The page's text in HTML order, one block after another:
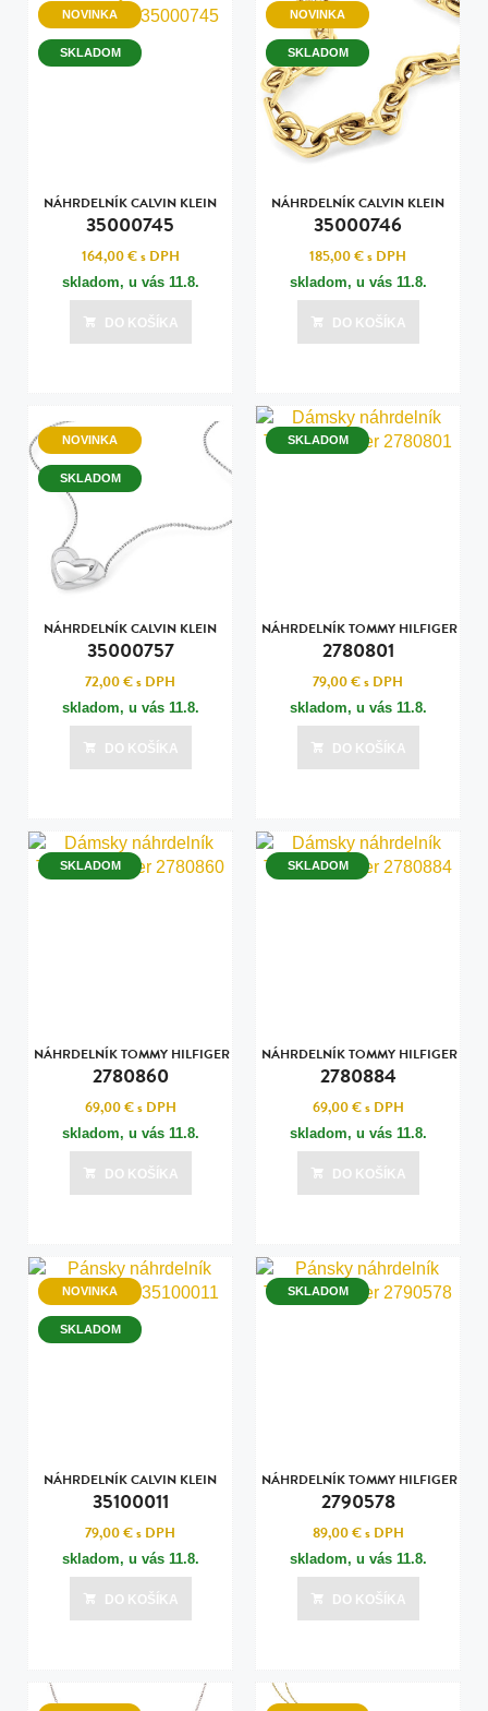
NOVINKA
SKLADOM
NÁHRDELNÍK CALVIN KLEIN
35000745
164,00 €s DPH
skladom, u vás 11.8.
DO KOŠÍKA
NOVINKA
SKLADOM
NÁHRDELNÍK CALVIN KLEIN
35000746
185,00 €s DPH
skladom, u vás 11.8.
DO KOŠÍKA
NOVINKA
SKLADOM
NÁHRDELNÍK CALVIN KLEIN
35000757
72,00 €s DPH
skladom, u vás 11.8.
DO KOŠÍKA
SKLADOM
NÁHRDELNÍK TOMMY HILFIGER
2780801
79,00 €s DPH
skladom, u vás 11.8.
DO KOŠÍKA
SKLADOM
NÁHRDELNÍK TOMMY HILFIGER
2780860
69,00 €s DPH
skladom, u vás 11.8.
DO KOŠÍKA
SKLADOM
NÁHRDELNÍK TOMMY HILFIGER
2780884
69,00 €s DPH
skladom, u vás 11.8.
DO KOŠÍKA
NOVINKA
SKLADOM
NÁHRDELNÍK CALVIN KLEIN
35100011
79,00 €s DPH
skladom, u vás 11.8.
DO KOŠÍKA
SKLADOM
NÁHRDELNÍK TOMMY HILFIGER
2790578
89,00 €s DPH
skladom, u vás 11.8.
DO KOŠÍKA